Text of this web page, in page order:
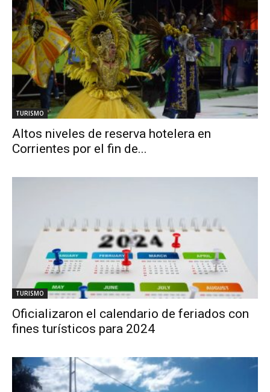
TURISMO
Altos niveles de reserva hotelera en
Corrientes por el fin de...
TURISMO
Oficializaron el calendario de feriados con
fines turísticos para 2024